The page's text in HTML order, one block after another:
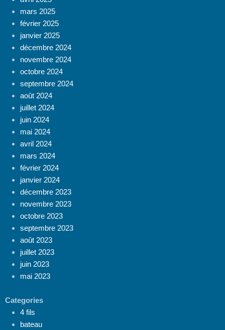
mars 2025
février 2025
janvier 2025
décembre 2024
novembre 2024
octobre 2024
septembre 2024
août 2024
juillet 2024
juin 2024
mai 2024
avril 2024
mars 2024
février 2024
janvier 2024
décembre 2023
novembre 2023
octobre 2023
septembre 2023
août 2023
juillet 2023
juin 2023
mai 2023
Categories
4 fils
bateau